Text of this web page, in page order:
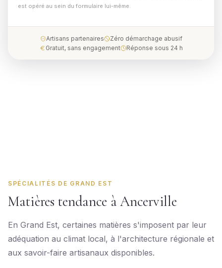
est opéré au sein du formulaire lui-même.
Artisans partenaires
Zéro démarchage abusif
Gratuit, sans engagement
Réponse sous 24 h
SPÉCIALITÉS DE GRAND EST
Matières tendance à Ancerville
En Grand Est, certaines matières s'imposent par leur
adéquation au climat local, à l'architecture régionale et
aux savoir-faire artisanaux disponibles.